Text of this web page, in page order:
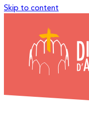
Skip to content